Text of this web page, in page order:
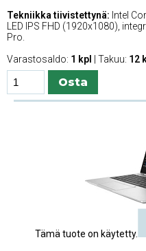
Tekniikka tiivistettynä: Intel
LED IPS FHD (1920x1080),
Pro.
Varastosaldo: 1 kpl | Takuu: 12
Tämä tuote on käytetty.